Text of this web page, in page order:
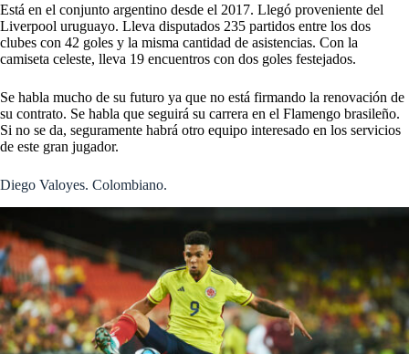
Está en el conjunto argentino desde el 2017. Llegó proveniente del
Liverpool uruguayo. Lleva disputados 235 partidos entre los dos
clubes con 42 goles y la misma cantidad de asistencias. Con la
camiseta celeste, lleva 19 encuentros con dos goles festejados.
Se habla mucho de su futuro ya que no está firmando la renovación de
su contrato. Se habla que seguirá su carrera en el Flamengo brasileño.
Si no se da, seguramente habrá otro equipo interesado en los servicios
de este gran jugador.
Diego Valoyes. Colombiano.